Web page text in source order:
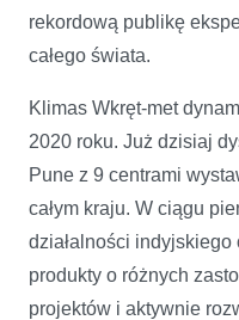
rekordową publikę
całego świata.
Klimas Wkręt-met
2020 roku. Już dzisiaj
Pune z 9 centrami
całym kraju. W ciągu
działalności indyjskiego
produkty o różnych
projektów i aktywnie